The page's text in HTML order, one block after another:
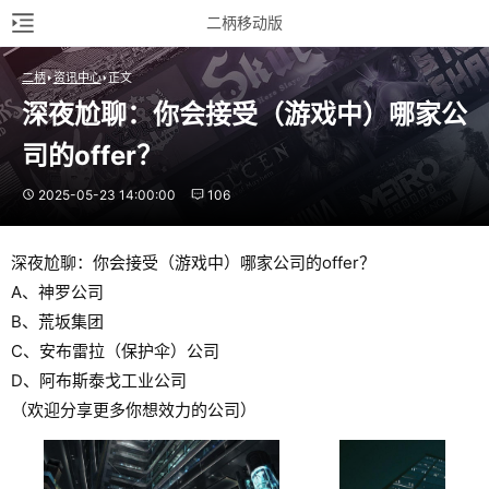
二柄移动版
二柄 资讯中心 正文
深夜尬聊：你会接受（游戏中）哪家公
司的offer？
2025-05-23 14:00:00 106
深夜尬聊：你会接受（游戏中）哪家公司的offer？
A、神罗公司
B、荒坂集团
C、安布雷拉（保护伞）公司
D、阿布斯泰戈工业公司
（欢迎分享更多你想效力的公司）